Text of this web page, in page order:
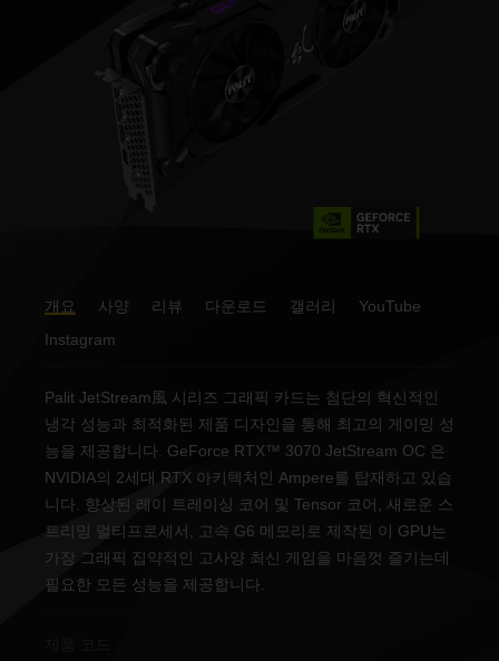
개요 사양 리뷰 다운로드 갤러리
YouTube
Instagram
Palit JetStream風 시리즈 그래픽 카드는 첨단의 혁신적인
냉각 성능과 최적화된 제품 디자인을 통해 최고의 게이밍 성
능을 제공합니다. GeForce RTX™ 3070 JetStream OC 은
NVIDIA의 2세대 RTX 아키텍처인 Ampere를 탑재하고 있습
니다. 향상된 레이 트레이싱 코어 및 Tensor 코어, 새로운 스
트리밍 멀티프로세서, 고속 G6 메모리로 제작된 이 GPU는
가장 그래픽 집약적인 고사양 최신 게임을 마음껏 즐기는데
필요한 모든 성능을 제공합니다.